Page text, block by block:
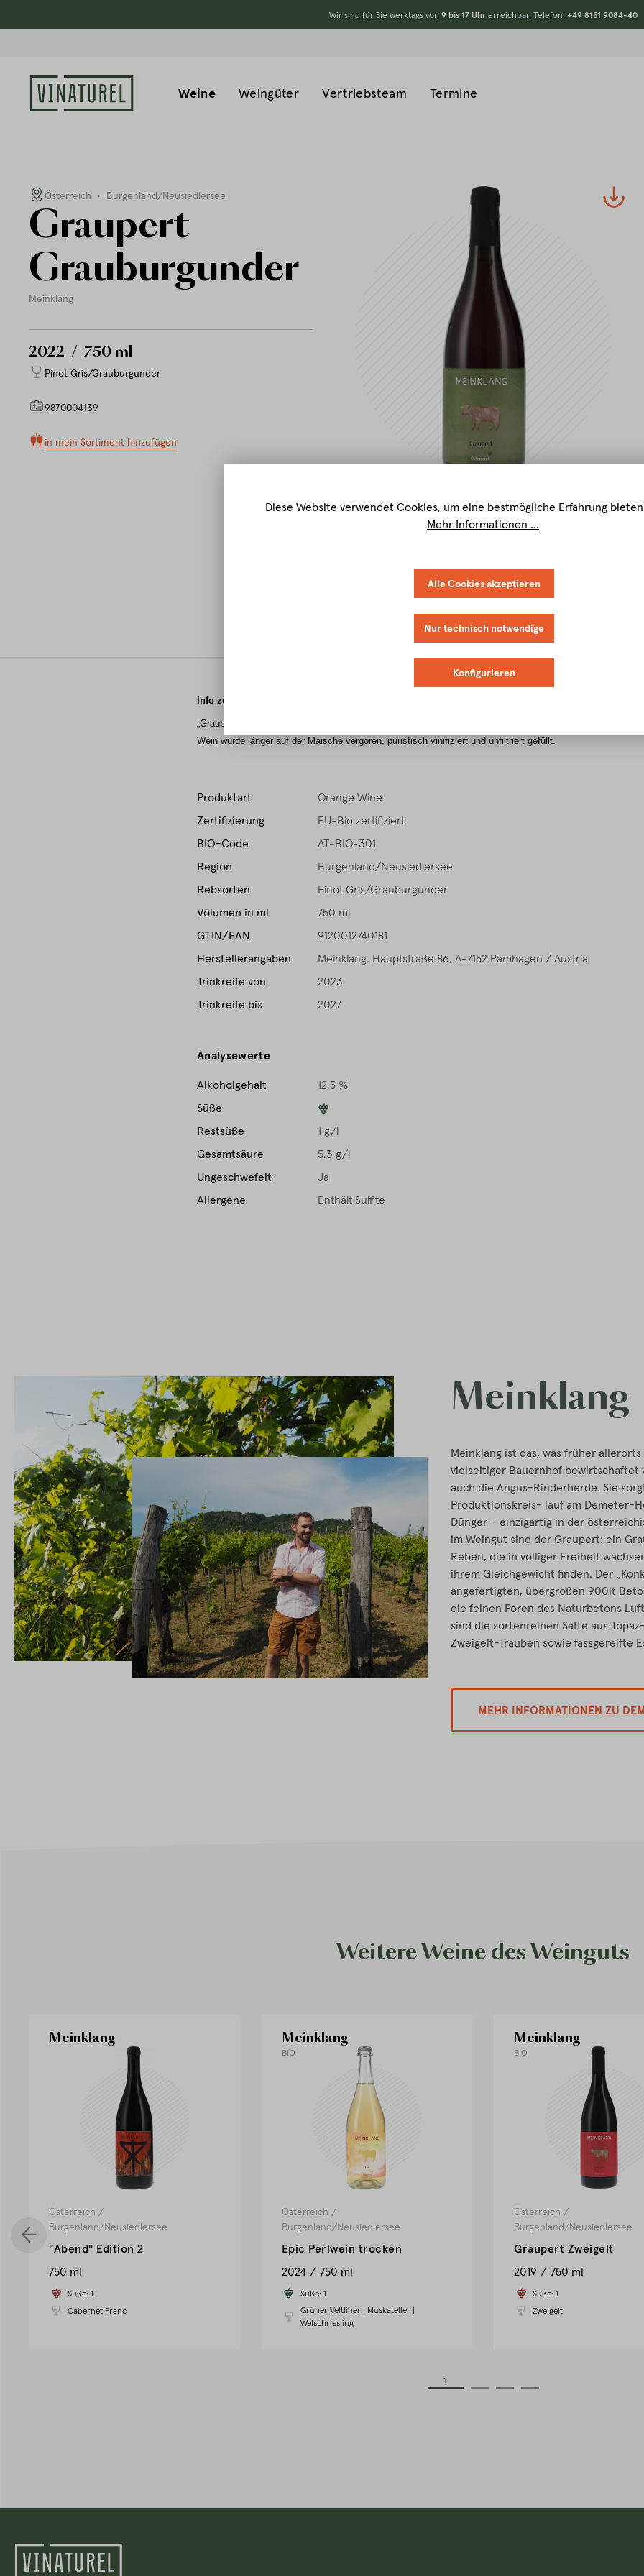
Wir sind für Sie werktags von 9 bis 17 Uhrerreichbar. Telefon: +49 8151 9084-40
Weine Weingüter Vertriebsteam Termine
Österreich • Burgenland/Neusiedlersee
Graupert
Grauburgunder
Meinklang
2022 / 750 ml
Pinot Gris/Grauburgunder
9870004139
in mein Sortiment hinzufügen
#
Verkostungsnotiz Speiseempfehlung
Info zum Wein:
„Graupert“ heißt im burgenländischen Dialekt „wild ungekämmt“, wie der Weinberg, in dem er völlig
Wein wurde länger auf der Maische vergoren, puristisch vinifiziert und unfiltriert gefüllt.
Produktart
Orange Wine
Zertifizierung
EU-Bio zertifiziert
BIO-Code
AT-BIO-301
Region
Burgenland/Neusiedlersee
Rebsorten
Pinot Gris/Grauburgunder
Volumen in ml
750 ml
GTIN/EAN
9120012740181
Herstellerangaben
Meinklang, Hauptstraße 86, A-7152 Pamhagen / Austria
Trinkreife von
2023
Trinkreife bis
2027
Analysewerte
Alkoholgehalt
12.5 %
Süße
1
Restsüße
1 g/l
Gesamtsäure
5.3 g/l
Ungeschwefelt
Ja
Allergene
Enthält Sulfite
Meinklang
Meinklang ist das, was früher
vielseitiger Bauernhof bewirtschaftet
auch die Angus-Rinderherde. Sie
Produktionskreis- lauf am Demeter-
Dünger – einzigartig in der
im Weingut sind der Graupert: ein
Reben, die in völliger Freiheit
ihrem Gleichgewicht finden. Der
angefertigten, übergroßen 900lt
die feinen Poren des Naturbetons
sind die sortenreinen Säfte aus
Zweigelt-Trauben sowie fassgereifte
MEHR INFORMATIONEN ZU
Weitere Weine des Weinguts
1
Meinklang
Österreich /
Burgenland/Neusiedlersee
"Abend" Edition 2
750 ml
Süße: 1
Cabernet Franc
Meinklang
BIO
Österreich /
Burgenland/Neusiedlersee
Epic Perlwein trocken
2024
750 ml
Süße: 1
Grüner Veltliner| Muskateller|
Welschriesling
Meinklang
BIO
Österreich /
Burgenland/Neusiedlersee
Graupert Zweigelt
2019
750 ml
Süße: 1
Zweigelt
Diese Website verwendet Cookies, um eine bestmögliche Erfahrung
Mehr Informationen ...
Alle Cookies akzeptieren
Nur technisch notwendige
Konfigurieren